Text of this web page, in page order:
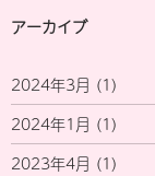
アーカイブ
2024年3月 (1)
2024年1月 (1)
2023年4月 (1)